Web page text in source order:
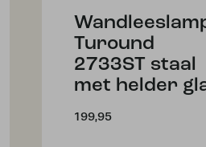
Turound
2733ST staal
met helder
199,95